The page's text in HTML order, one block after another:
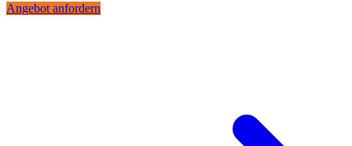
Angebot anfordern